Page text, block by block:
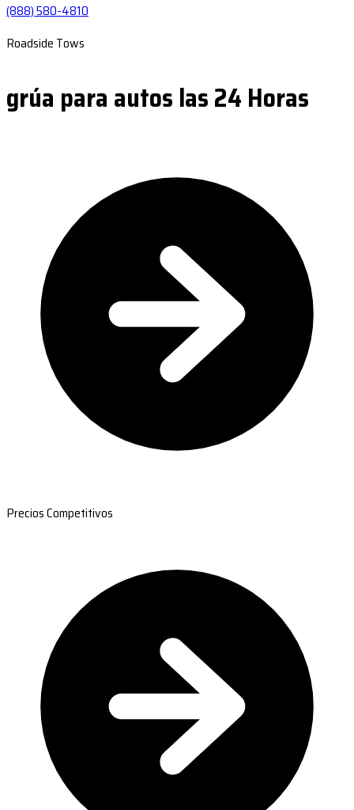
(888) 580-4810
Roadside Tows
grúa para autos las 24 Horas
Precios Competitivos